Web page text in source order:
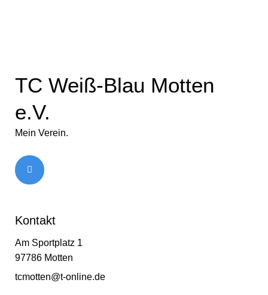
TC Weiß-Blau Motten
e.V.
Mein Verein.
Kontakt
Am Sportplatz 1
97786 Motten
tcmotten@t-online.de